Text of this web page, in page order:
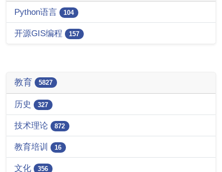
Python语言 104
开源GIS编程 157
教育 5827
历史 327
技术理论 872
教育培训 16
文化 356